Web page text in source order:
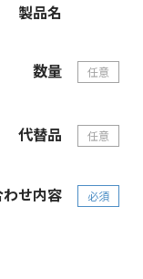
製品名
数量 任意
代替品 任意
せ内容 必須